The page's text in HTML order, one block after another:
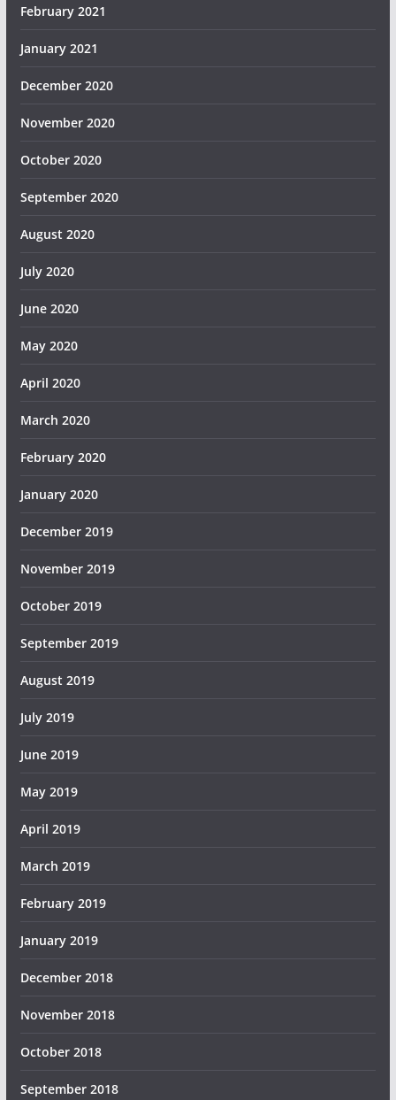
February 2021
January 2021
December 2020
November 2020
October 2020
September 2020
August 2020
July 2020
June 2020
May 2020
April 2020
March 2020
February 2020
January 2020
December 2019
November 2019
October 2019
September 2019
August 2019
July 2019
June 2019
May 2019
April 2019
March 2019
February 2019
January 2019
December 2018
November 2018
October 2018
September 2018